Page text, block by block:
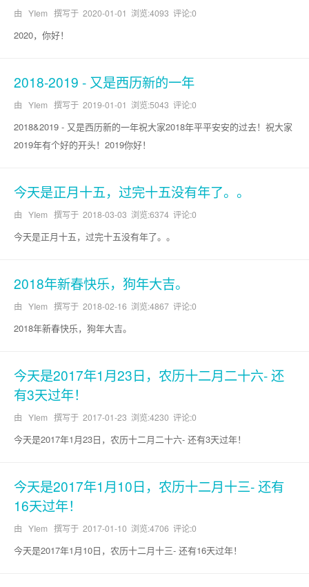
由 YIem 撰写于 2020-01-01 浏览:4093 评论:0
2020，你好！
2018-2019 - 又是西历新的一年
由 YIem 撰写于 2019-01-01 浏览:5043 评论:0
2018&2019 - 又是西历新的一年祝大家2018年平平安安的过去！祝大家
2019年有个好的开头！2019你好！
今天是正月十五，过完十五没有年了。。
由 YIem 撰写于 2018-03-03 浏览:6374 评论:0
今天是正月十五，过完十五没有年了。。
2018年新春快乐，狗年大吉。
由 YIem 撰写于 2018-02-16 浏览:4867 评论:0
2018年新春快乐，狗年大吉。
今天是2017年1月23日，农历十二月二十六- 还
有3天过年！
由 YIem 撰写于 2017-01-23 浏览:4230 评论:0
今天是2017年1月23日，农历十二月二十六- 还有3天过年！
今天是2017年1月10日，农历十二月十三- 还有
16天过年！
由 YIem 撰写于 2017-01-10 浏览:4706 评论:0
今天是2017年1月10日，农历十二月十三- 还有16天过年！